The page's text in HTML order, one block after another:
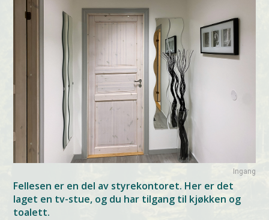
Ingang
Fellesen er en del av styrekontoret. Her er det
laget en tv-stue, og du har tilgang til kjøkken og
toalett.